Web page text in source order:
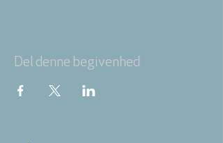
Del denne begivenhed